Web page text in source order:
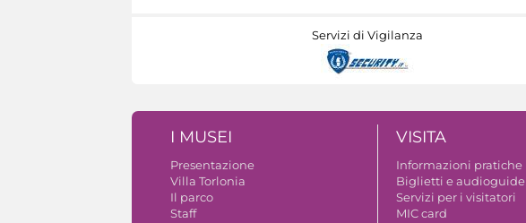
Servizi di Vigilanza
I MUSEI
Presentazione
Villa Torlonia
Il parco
Staff
VISITA
Informazioni pratiche
Biglietti e audioguide
Servizi per i visitatori
MIC card